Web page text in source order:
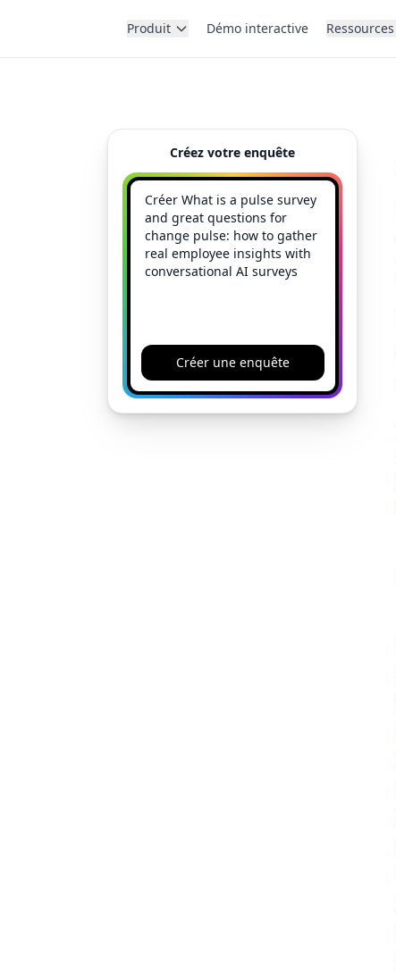
Produit Démo interactive Ressources
Créez votre enquête
Créer une enquête